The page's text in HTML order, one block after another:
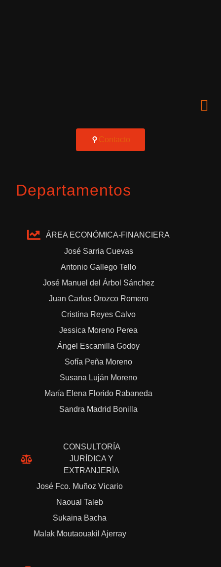
Contacto
Departamentos
ÁREA ECONÓMICA-FINANCIERA
José Sarria Cuevas
Antonio Gallego Tello
José Manuel del Árbol Sánchez
Juan Carlos Orozco Romero
Cristina Reyes Calvo
Jessica Moreno Perea
Ángel Escamilla Godoy
Sofía Peña Moreno
Susana Luján Moreno
María Elena Florido Rabaneda
Sandra Madrid Bonilla
CONSULTORÍA
JURÍDICA Y
EXTRANJERÍA
José Fco. Muñoz Vicario
Naoual Taleb
Sukaina Bacha
Malak Moutaouakil Ajerray